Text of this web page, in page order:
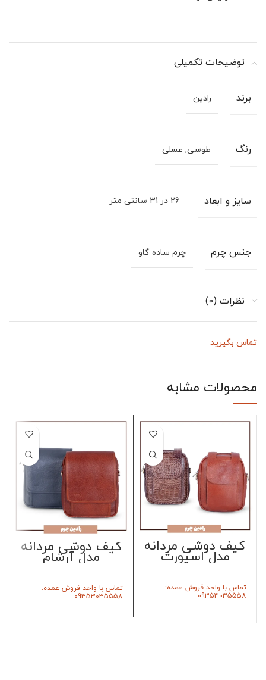
توضیحات تکمیلی
برند رادین
رنگ طوسی, عسلی
سایز و ابعاد 26 در 31 سانتی متر
جنس چرم چرم ساده گاو
نظرات (0)
تماس بگیرید
محصولات مشابه
کیف دوشی مردانه
مدل اسپورت
تماس با واحد فروش عمده:
09353035558
کیف دوشی مردانه
مدل آرشام
تماس با واحد فروش عمده:
09353035558